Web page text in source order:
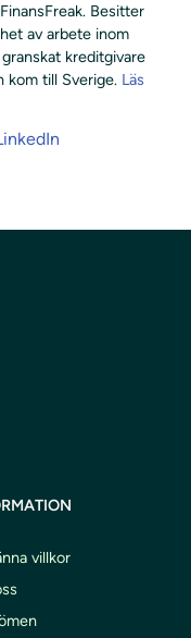
Besitter
av arbete inom
kreditgivare
kom till Sverige. Läs
villkor